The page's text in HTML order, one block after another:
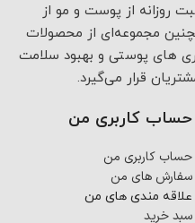
روزانه از پوست و مو از
مجموعه‌ای از محصولات
های پوستی و بهبود سلامت
قرار می‌گیرد.
حساب کاربری من
حساب کاربری من
سفارش های من
علاقه مندی های من
سبد خرید